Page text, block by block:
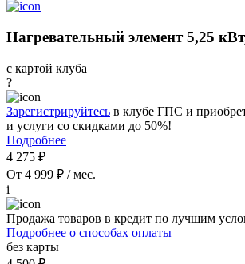
Нагревательный элемент 5,25
с картой клуба
?
Зарегистрируйтесь в клубе ГПС и
и услуги со скидками до 50%!
Подробнее
4 275 ₽
От 4 999 ₽ / мес.
i
Продажа товаров в кредит по лучшим
Подробнее о способах оплаты
без карты